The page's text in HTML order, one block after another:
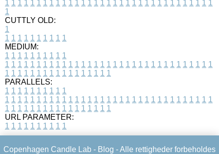
1 1 1 1 1 1 1 1 1 1 1 1 1 1 1 1 1 1 1 1 1 1 1 1 1 1 1 1 1 1 1 1 1
1
CUTTLY OLD:
1
1 1 1 1 1 1 1 1 1 1
MEDIUM:
1 1 1 1 1 1 1 1 1 1
1 1 1 1 1 1 1 1 1 1 1 1 1 1 1 1 1 1 1 1 1 1 1 1 1 1 1 1 1 1 1 1 1
1 1 1 1 1 1 1 1 1 1 1 1 1 1 1 1 1
PARALLELS:
1 1 1 1 1 1 1 1 1 1
1 1 1 1 1 1 1 1 1 1 1 1 1 1 1 1 1 1 1 1 1 1 1 1 1 1 1 1 1 1 1 1 1
1 1 1 1 1 1 1 1 1 1 1 1 1 1 1 1 1
URL PARAMETER:
1 1 1 1 1 1 1 1 1 1
Copenhagen Candle Lab - Blog - Alle rettigheder forbeholdes